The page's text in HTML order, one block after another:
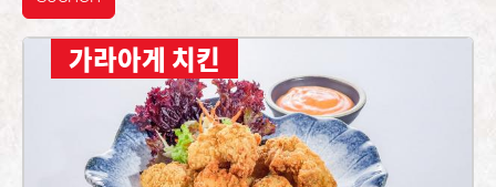
가라아게 치킨